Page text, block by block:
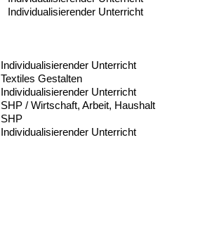
Individualisierender Unterricht
Individualisierender Unterricht
Textiles Gestalten
Individualisierender Unterricht
SHP / Wirtschaft, Arbeit, Haushalt
SHP
Individualisierender Unterricht